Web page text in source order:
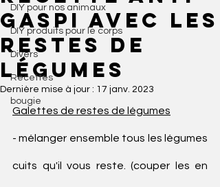
DIY pour nos animaux
DIY produits pour le corps
Divers
Recettes
bougie
gaspi avec les
restes de
légumes
Dernière mise à jour : 17 janv. 2023
Galettes de restes de légumes
- mélanger ensemble tous les légumes
cuits qu'il vous reste. (couper les en